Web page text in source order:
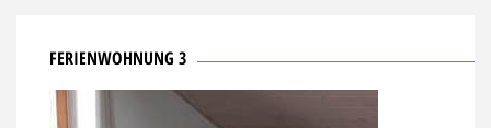
FERIENWOHNUNG 3